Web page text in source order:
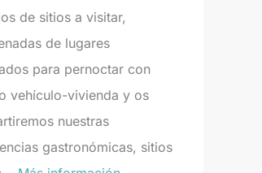
de sitios a visitar,
de lugares
para pernoctar con
vehículo-vivienda y os
nuestras
gastronómicas, sitios